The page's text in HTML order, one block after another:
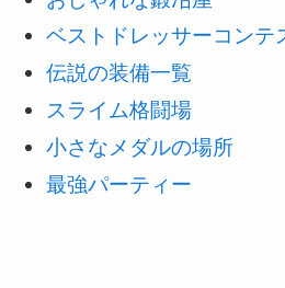
ベストドレッサーコンテ
伝説の装備一覧
スライム格闘場
小さなメダルの場所
最強パーティー